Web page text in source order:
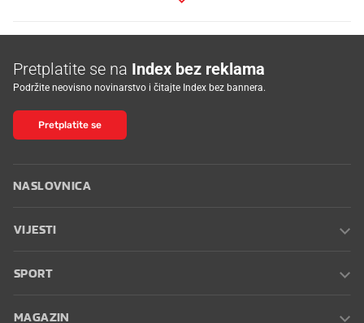
Pretplatite se na Index bez reklama
Podržite neovisno novinarstvo i čitajte Index bez bannera.
Pretplatite se
NASLOVNICA
VIJESTI
SPORT
MAGAZIN